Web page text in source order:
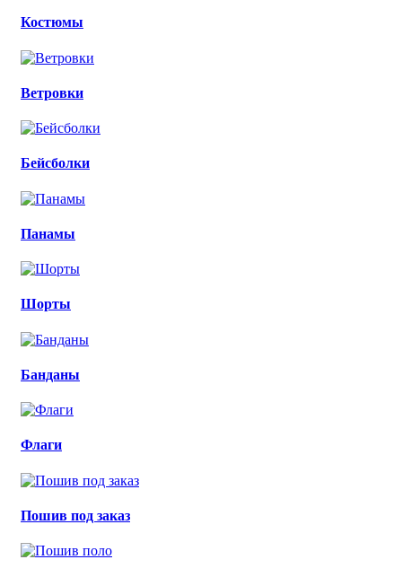
Костюмы
Ветровки
Бейсболки
Панамы
Шорты
Банданы
Флаги
Пошив под заказ